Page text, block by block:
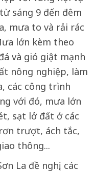
sáng 9 đến đêm
mưa to và rải rác
lớn kèm theo
và gió giật mạnh
nông nghiệp, làm
các công trình
với đó, mưa lớn
sạt lở đất ở các
trượt, ách tắc,
thông...
La đề nghị, các